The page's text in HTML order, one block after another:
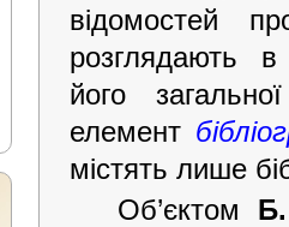
відомостей
розглядають в
його
елемент
містять лише
Об’єктом